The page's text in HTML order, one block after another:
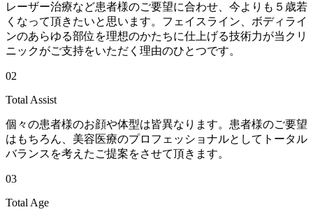
レーザー治療など患者様のご要望に合わせ、 今よりも５歳若
くなって頂きたいと思います。フェイスライン、ボディライ
ンのあらゆる部位を理想のかたちに仕上げる技術力が当クリ
ニックがご支持をいただく理由のひとつです。
02
Total Assist
個々の患者様のお顔や体型は皆異なります。患者様のご要望
はもちろん、美容医療のプロフェッショナルとしてトータル
バランスを考えたご提案をさせて頂きます。
03
Total Age